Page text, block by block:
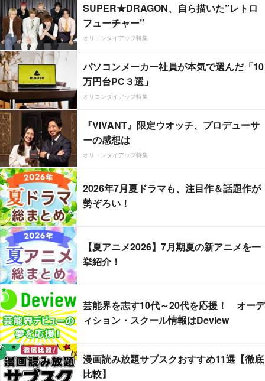
SUPER★DRAGON、自ら描いた”レトロ
フューチャー”
オリコンタイアップ特集
パソコンメーカー社員が本気で選んだ「10
万円台PC３選」
オリコンタイアップ特集
『VIVANT』限定ウオッチ、プロデューサ
ーの感想は
オリコンタイアップ特集
2026年7月夏ドラマも、注目作＆話題作が
勢ぞろい！
【夏アニメ2026】7月期夏の新アニメを一
挙紹介！
芸能界を志す10代～20代を応援！ オーデ
ィション・スクール情報はDeview
漫画読み放題サブスクおすすめ11選【徹底
比較】